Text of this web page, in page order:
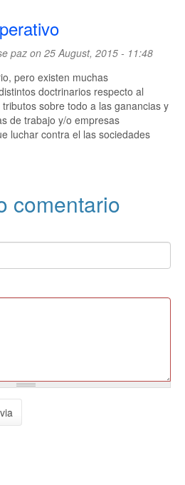
paz on 25 August, 2015 - 11:48
pero existen muchas
doctrinarios respecto al
sobre todo a las ganancias y
de trabajo y/o empresas
luchar contra el las sociedades
comentario